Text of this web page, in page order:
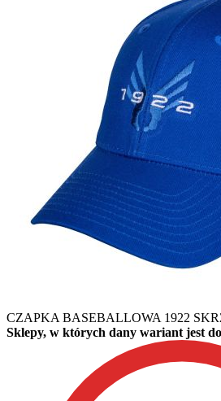
CZAPKA BASEBALLOWA 1922
Sklepy, w których dany wariant jest